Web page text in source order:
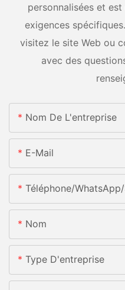
personnalisées et
exigences
visitez le site Web ou
avec des
Nom De L'entreprise
E-Mail
Téléphone/
Nom
Type D'entreprise